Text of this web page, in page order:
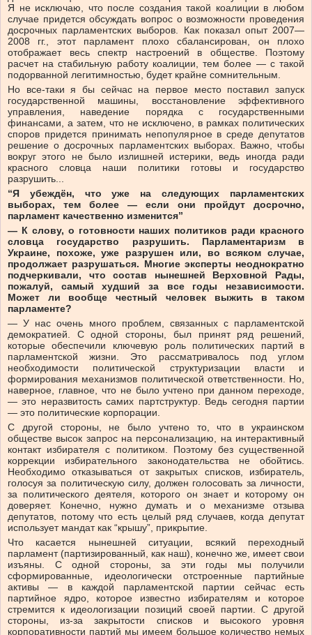
Я не исключаю, что после создания такой коалиции в любом
случае придется обсуждать вопрос о возможности проведения
досрочных парламентских выборов. Как показал опыт 2007—
2008 гг., этот парламент плохо сбалансирован, он плохо
отображает весь спектр настроений в обществе. Поэтому
расчет на стабильную работу коалиции, тем более — с такой
подорванной легитимностью, будет крайне сомнительным.
Но все-таки я бы сейчас на первое место поставил запуск
государственной машины, восстановление эффективного
управления, наведение порядка с государственными
финансами, а затем, что не исключено, в рамках политических
споров придется принимать непопулярное в среде депутатов
решение о досрочных парламентских выборах. Важно, чтобы
вокруг этого не было излишней истерики, ведь иногда ради
красного словца наши политики готовы и государство
разрушить...
“Я убеждён, что уже на следующих парламентских
выборах, тем более — если они пройдут досрочно,
парламент качественно изменится”
— К слову, о готовности наших политиков ради красного
словца государство разрушить. Парламентаризм в
Украине, похоже, уже разрушен или, во всяком случае,
продолжает разрушаться. Многие эксперты неоднократно
подчеркивали, что состав нынешней Верховной Рады,
пожалуй, самый худший за все годы независимости.
Может ли вообще честный человек выжить в таком
парламенте?
— У нас очень много проблем, связанных с парламентской
демократией. С одной стороны, был принят ряд решений,
которые обеспечили ключевую роль политических партий в
парламентской жизни. Это рассматривалось под углом
необходимости политической структуризации власти и
формирования механизмов политической ответственности. Но,
наверное, главное, что не было учтено при данном переходе,
— это неразвитость самих партструктур. Ведь сегодня партии
— это политические корпорации.
С другой стороны, не было учтено то, что в украинском
обществе высок запрос на персонализацию, на интерактивный
контакт избирателя с политиком. Поэтому без существенной
коррекции избирательного законодательства не обойтись.
Необходимо отказываться от закрытых списков, избиратель,
голосуя за политическую силу, должен голосовать за личности,
за политического деятеля, которого он знает и которому он
доверяет. Конечно, нужно думать и о механизме отзыва
депутатов, потому что есть целый ряд случаев, когда депутат
использует мандат как “крышу”, прикрытие.
Что касается нынешней ситуации, всякий переходный
парламент (партизированный, как наш), конечно же, имеет свои
изъяны. С одной стороны, за эти годы мы получили
сформированные, идеологически отстроенные партийные
активы — в каждой парламентской партии сейчас есть
партийное ядро, которое известно избирателям и которое
стремится к идеологизации позиций своей партии. С другой
стороны, из-за закрытости списков и высокого уровня
корпоративности партий мы имеем большое количество немых